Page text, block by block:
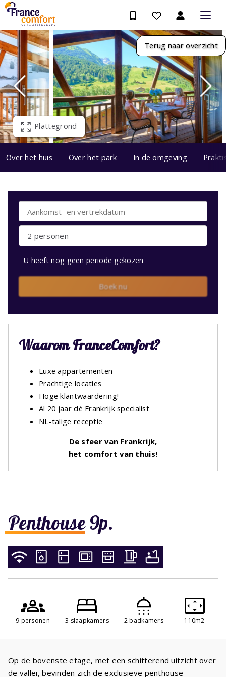
Terug naar overzicht
Plattegrond
Over het huis Over het park In de omgeving
Penthouse 9p.
9 personen 3 slaapkamers 2 badkamers 110m2
Op de bovenste etage, met een schitterend uitzicht over
de vallei, bevinden zich de exclusieve penthouse
2 personen
U heeft nog geen periode gekozen
Boek nu
Waarom FranceComfort?
Luxe appartementen
Prachtige locaties
Hoge klantwaardering!
Al 20 jaar dé Frankrijk specialist
NL-talige receptie
De sfeer van Frankrijk,
het comfort van thuis!